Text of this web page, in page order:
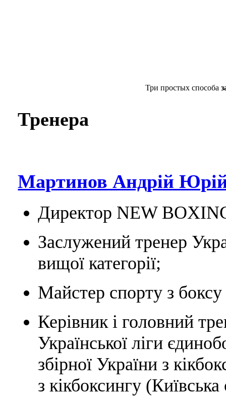
Три простых способа
Тренера
Мартинов Андрій
Директор NEW
Заслужений тренер
вищої категорії;
Майстер спорту з боксу
Керівник і головний
Української ліги
збірної України з
з кікбоксингу